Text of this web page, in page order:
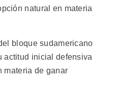
natural en materia
bloque sudamericano
actitud inicial defensiva
materia de ganar